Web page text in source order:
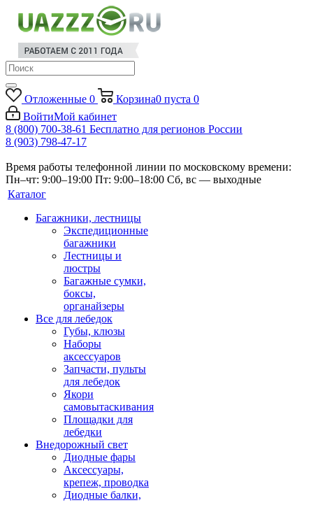
Отложенные 0 Корзина0 пуста 0
ВойтиМой кабинет
8 (800) 700-38-61 Бесплатно для регионов России
8 (903) 798-47-17
Время работы телефонной линии по московскому времени:
Пн–чт: 9:00–19:00 Пт: 9:00–18:00 Сб, вс — выходные
Каталог
Багажники, лестницы
Экспедиционные
багажники
Лестницы и
люстры
Багажные сумки,
боксы,
органайзеры
Все для лебедок
Губы, клюзы
Наборы
аксессуаров
Запчасти, пульты
для лебедок
Якори
самовытаскивания
Площадки для
лебедки
Внедорожный свет
Диодные фары
Аксессуары,
крепеж, проводка
Диодные балки,